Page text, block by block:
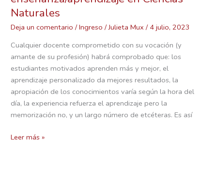
Naturales
Deja un comentario /Ingreso /Julieta Mux/ 4 julio, 2023
Cualquier docente comprometido con su vocación (y
amante de su profesión) habrá comprobado que: los
estudiantes motivados aprenden más y mejor, el
aprendizaje personalizado da mejores resultados, la
apropiación de los conocimientos varía según la hora del
día, la experiencia refuerza el aprendizaje pero la
memorización no, y un largo número de etcéteras. Es así
proceso
de
enseñanza/aprendizaje
en
Ciencias
Naturales
Leer más »